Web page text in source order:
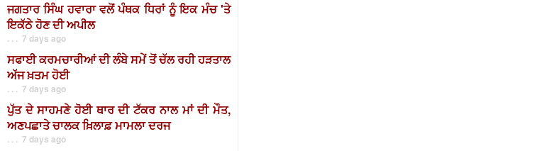
ਜਗਤਾਰ ਸਿੰਘ ਹਵਾਰਾ ਵਲੋਂ ਪੰਥਕ ਧਿਰਾਂ ਨੂੰ ਇਕ ਮੰਚ 'ਤੇ
ਇਕੱਠੇ ਹੋਣ ਦੀ ਅਪੀਲ
. . . 7 days ago
ਸਫਾਈ ਕਰਮਚਾਰੀਆਂ ਦੀ ਲੰਬੇ ਸਮੇਂ ਤੋਂ ਚੱਲ ਰਹੀ ਹੜਤਾਲ
ਅੱਜ ਖ਼ਤਮ ਹੋਈ
. . . 7 days ago
ਪੁੱਤ ਦੇ ਸਾਹਮਣੇ ਹੋਈ ਥਾਰ ਦੀ ਟੱਕਰ ਨਾਲ ਮਾਂ ਦੀ ਮੌਤ,
ਅਣਪਛਾਤੇ ਚਾਲਕ ਖ਼ਿਲਾਫ਼ ਮਾਮਲਾ ਦਰਜ
. . . 7 days ago